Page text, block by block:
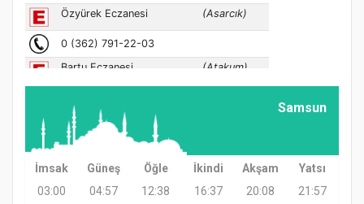
Samsun
İmsak Güneş Öğle İkindi Akşam
Yatsı
03:00
04:57 12:38 16:37 20:08 21:57